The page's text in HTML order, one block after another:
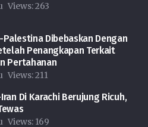
Views:263
Dibebaskan Dengan
Penangkapan Terkait
Pertahanan
Views:211
Di Karachi Berujung Ricuh,
Views: 169